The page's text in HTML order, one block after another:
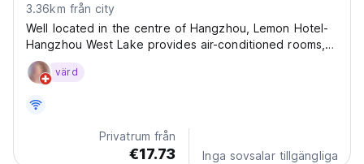
3.36km från city
Well located in the centre of Hangzhou, Lemon Hotel-
Hangzhou West Lake provides air-conditioned rooms, a
garden, free WiFi and a terrace. The property is
located 2.9 km from Wushan Square, 6.9 km from
Lingyin...
värd
Privatrum från
€17.73 Inga sovsalar tillgängliga